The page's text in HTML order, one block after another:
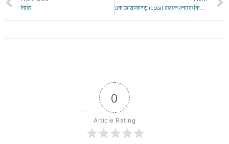
পিঙ্কি এক জামাকাপড় repeat করলে লোকে কি ভাববে?? মনখারাপ হলেই shopping??
0
Article Rating